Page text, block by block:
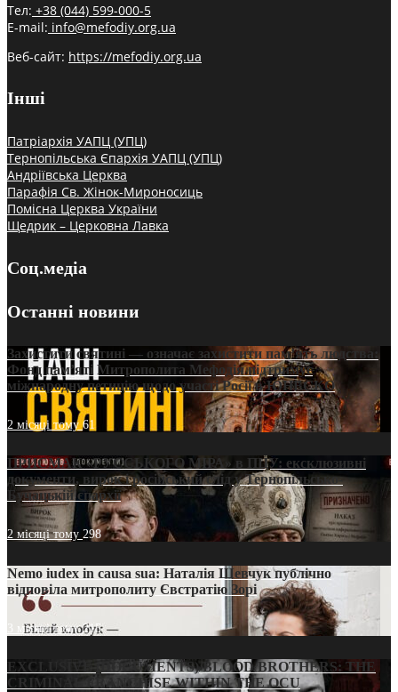
Тел: +38 (044) 599-000-5
E-mail: info@mefodiy.org.ua
Веб-сайт: https://mefodiy.org.ua
Інші
Патріархія УАПЦ (УПЦ)
Тернопільська Єпархія УАПЦ (УПЦ)
Андріївська Церква
Парафія Св. Жінок-Мироносиць
Помісна Церква України
Щедрик – Церковна Лавка
Соц.медіа
Останні новини
Захистити святині — означає захистити пам’ять людства:
Фонд пам’яті Митрополита Мефодія підтримує
міжнародну петицію щодо участі Росії в ЮНЕСКО
2 місяці тому61
ПРИСМАК «РУССЬКОГО МІРА» в ПЦУ: ексклюзивні
документи, вирок і російський слід у Тернопільсько-
Бучацькій єпархії
2 місяці тому 298
Nemo iudex in causa sua: Наталія Шевчук публічно
відповіла митрополиту Євстратію Зорі
3 місяці тому215
EXCLUSIVE (DOCUMENTS)/BLOOD BROTHERS: THE
CRIMINAL FRANCHISE WITHIN THE OCU